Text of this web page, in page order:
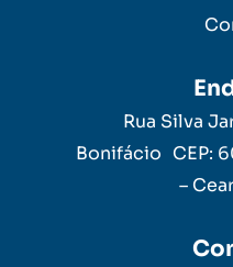
Rua Silva
Bonifácio CEP:
–